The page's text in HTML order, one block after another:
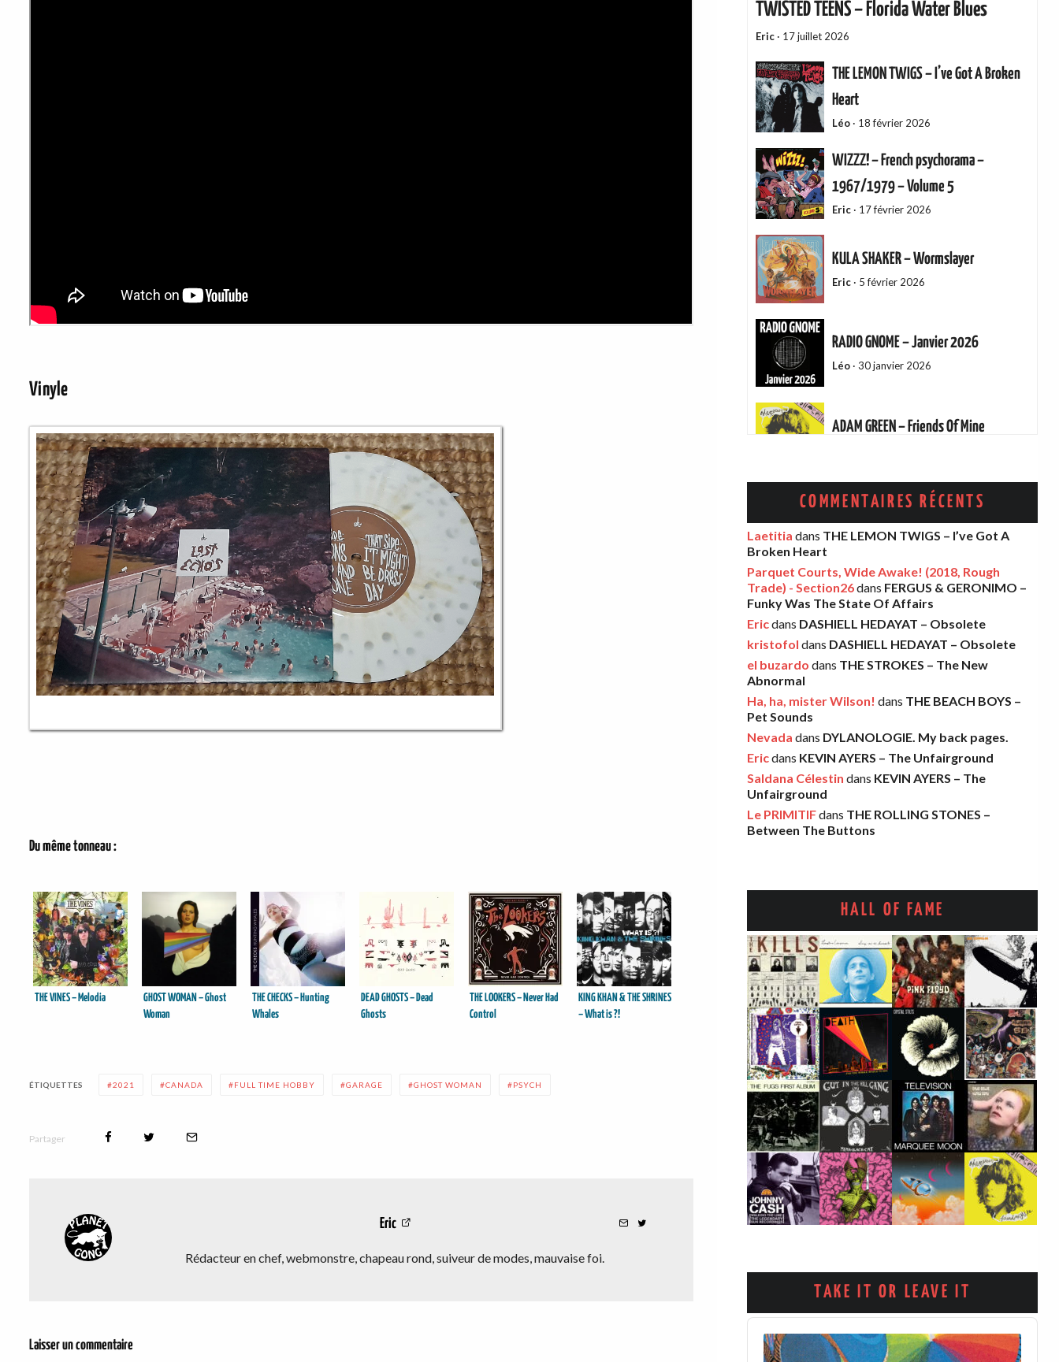
Vinyle
Du même tonneau :
THE VINES – Melodia
GHOST WOMAN – Ghost
Woman
THE CHECKS – Hunting
Whales
DEAD GHOSTS – Dead
Ghosts
THE LOOKERS – Never Had
Control
KING KHAN & THE SHRINES
– What is ?!
ÉTIQUETTES 2021 CANADA FULL TIME HOBBY GARAGE GHOST WOMAN PSYCH
Partager
Eric
Rédacteur en chef, webmonstre, chapeau rond, suiveur de modes, mauvaise foi.
Laisser un commentaire
TWISTED TEENS – Florida Water Blues
Eric · 17 juillet 2026
THE LEMON TWIGS – I’ve Got A Broken
Heart
Léo· 18 février 2026
WIZZZ! – French psychorama –
1967/1979 – Volume 5
Eric· 17 février 2026
KULA SHAKER – Wormslayer
Eric· 5 février 2026
RADIO GNOME – Janvier 2026
Léo· 30 janvier 2026
ADAM GREEN – Friends Of Mine
AMELIA COBURN – Between The Moon
And The Milkman
THE LEMON TWIGS – Go To School
Léo · 5 novembre 2025
Eric·2 novembre 2025
AARON FRAZER – Introducing…
COMMENTAIRES RÉCENTS
Laetitia dans THE LEMON TWIGS – I’ve Got A
Broken Heart
Parquet Courts, Wide Awake! (2018, Rough
Trade) - Section26dans FERGUS & GERONIMO –
Funky Was The State Of Affairs
Ericdans DASHIELL HEDAYAT – Obsolete
kristofol dans DASHIELL HEDAYAT – Obsolete
el buzardo dans THE STROKES – The New
Abnormal
Ha, ha, mister Wilson! dans THE BEACH BOYS –
Pet Sounds
Nevada dans DYLANOLOGIE. My back pages.
Ericdans KEVIN AYERS – The Unfairground
Saldana Célestin dans KEVIN AYERS – The
Unfairground
Le PRIMITIFdans THE ROLLING STONES –
Between The Buttons
HALL OF FAME
TAKE IT OR LEAVE IT
Audio
Player